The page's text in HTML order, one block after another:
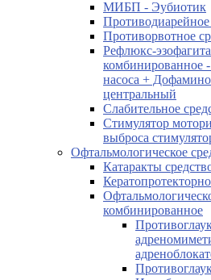
МИБП - Эубиотик
Противодиарейное
Противорвотное
Рефлюкс-
комбинированное
насоса +
центральный
Слабительное
Стимулятор
выброса
Офтальмологическое
Катаракты
комбинированное